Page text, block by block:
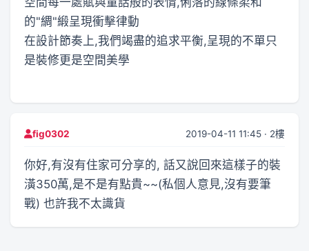
的"綢"緞呈現衝擊律動
在設計節奏上,我們竭盡的追求平衡,呈現的不單只
是裝修更是空間美學
fig0302 2019-04-11 11:45 · 2樓
你好,有沒有住家可分享的, 話又說回來這樣子的裝
潢350萬,是不是有點貴~~(私個人意見,沒有要筆
戰) 也許我不太識貨